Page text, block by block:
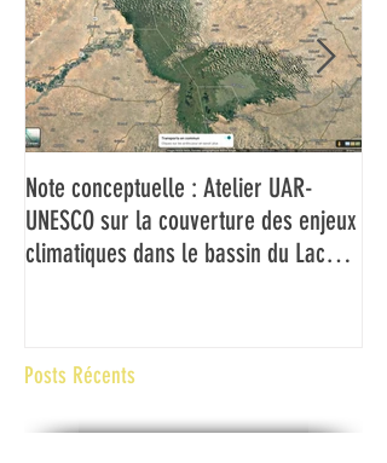
Note conceptuelle : Atelier UAR-
UNESCO sur la couverture des enjeux
climatiques dans le bassin du Lac
Posts Récents